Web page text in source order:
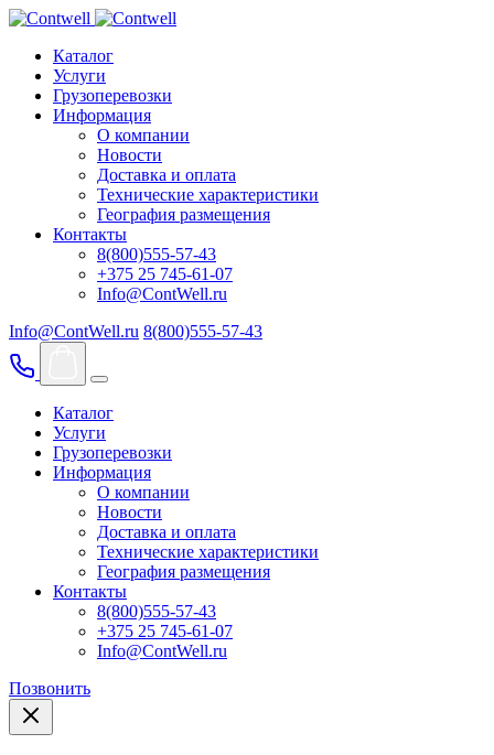
Каталог
Услуги
Грузоперевозки
Информация
О компании
Новости
Доставка и оплата
Технические характеристики
География размещения
Контакты
8(800)555-57-43
+375 25 745-61-07
Info@ContWell.ru
Info@ContWell.ru 8(800)555-57-43
Каталог
Услуги
Грузоперевозки
Информация
О компании
Новости
Доставка и оплата
Технические характеристики
География размещения
Контакты
8(800)555-57-43
+375 25 745-61-07
Info@ContWell.ru
Позвонить